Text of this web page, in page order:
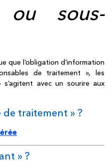
ou sous-
que l’obligation d’information
de traitement », les
avec un sourire aux
de traitement » ?
» ?